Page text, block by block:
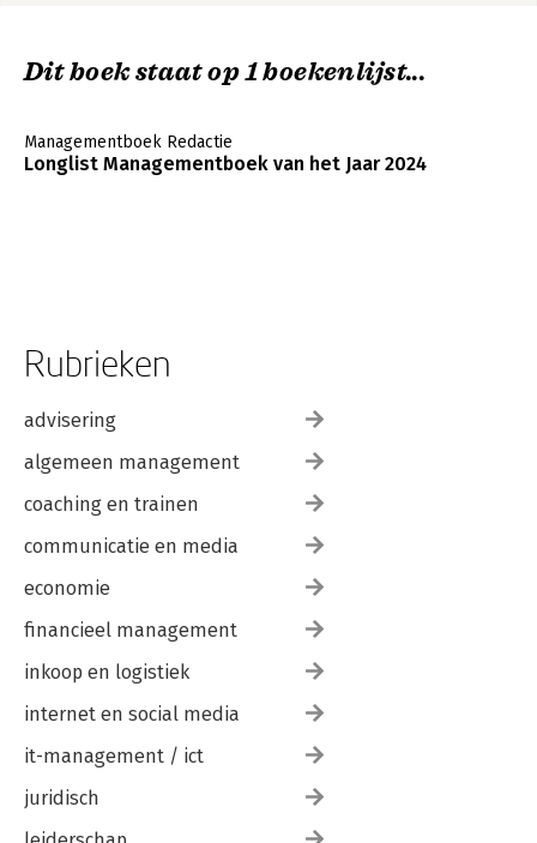
Arbeidsrecht en grensoverschrijdend gedrag 199
Nuttige adressen en relevante wet- en regelgeving 203
Dit boek staat op 1 boekenlijst...
Managementboek Redactie
Longlist Managementboek van het Jaar 2024
Rubrieken
advisering
algemeen management
coaching en trainen
communicatie en media
economie
financieel management
inkoop en logistiek
internet en social media
it-management / ict
juridisch